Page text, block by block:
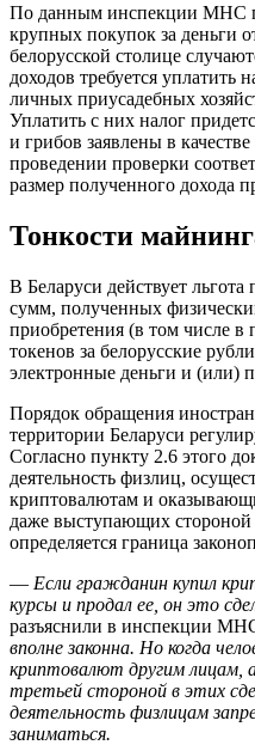
По данным инспекции МНС
крупных покупок за деньги
белорусской столице
доходов требуется уплатить
личных приусадебных
Уплатить с них налог
и грибов заявлены в
проведении проверки
размер полученного дохода
Тонкости
В Беларуси действует
сумм, полученных
приобретения (в том числе в
токенов за белорусские
электронные деньги и (или)
Порядок обращения
территории Беларуси
Согласно пункту 2.6 этого
деятельность физлиц,
криптовалютам и
даже выступающих
определяется граница
— Если гражданин купил
курсы и продал ее, он это
разъяснили в инспекции
вполне законна. Но когда
криптовалют другим лицам,
третьей стороной в этих
деятельность физлицам
заниматься.